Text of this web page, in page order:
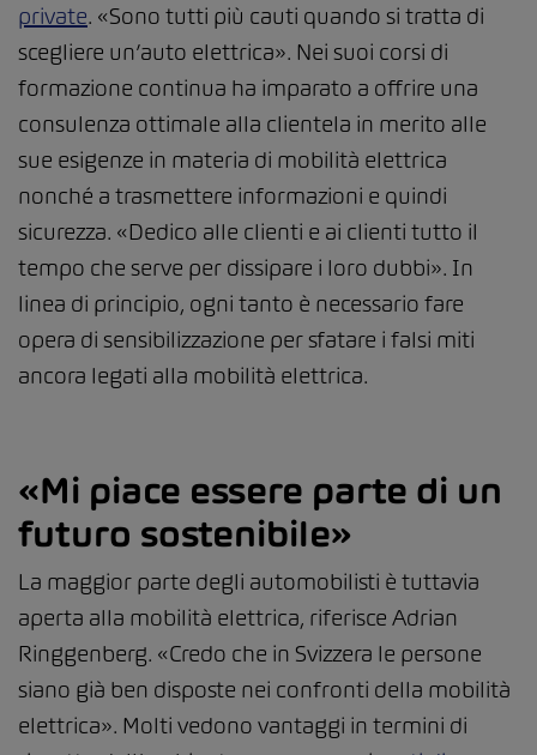
private. «Sono tutti più cauti quando si tratta di
scegliere un’auto elettrica». Nei suoi corsi di
formazione continua ha imparato a offrire una
consulenza ottimale alla clientela in merito alle
sue esigenze in materia di mobilità elettrica
nonché a trasmettere informazioni e quindi
sicurezza. «Dedico alle clienti e ai clienti tutto il
tempo che serve per dissipare i loro dubbi». In
linea di principio, ogni tanto è necessario fare
opera di sensibilizzazione per sfatare i falsi miti
ancora legati alla mobilità elettrica.
«Mi piace essere parte di un
futuro sostenibile»
La maggior parte degli automobilisti è tuttavia
aperta alla mobilità elettrica, riferisce Adrian
Ringgenberg. «Credo che in Svizzera le persone
siano già ben disposte nei confronti della mobilità
elettrica». Molti vedono vantaggi in termini di